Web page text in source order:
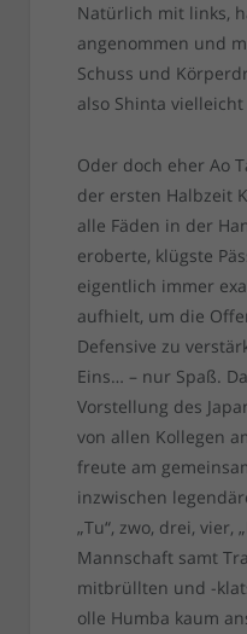
Natürlich mit links,
angenommen und
Schuss und
also Shinta vielleicht
Oder doch eher Ao
der ersten Halbzeit
alle Fäden in der
eroberte, klügste
eigentlich immer
aufhielt, um die
Defensive zu
Eins… – nur Spaß.
Vorstellung des
von allen Kollegen
freute am
inzwischen
„Tu“, zwo, drei, vier,
Mannschaft samt
mitbrüllten und -
olle Humba kaum